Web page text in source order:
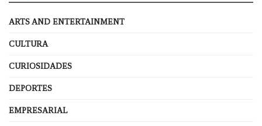
ARTS AND ENTERTAINMENT
CULTURA
CURIOSIDADES
DEPORTES
EMPRESARIAL